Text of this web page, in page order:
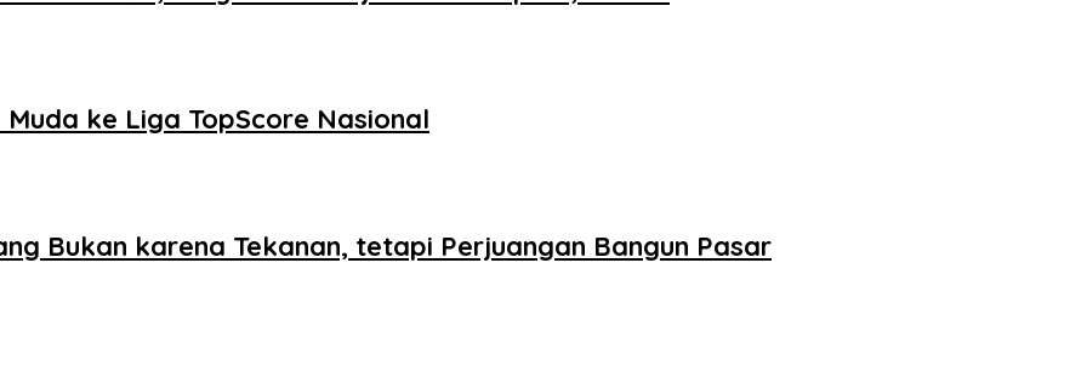
ke Liga TopScore Nasional
Bukan karena Tekanan, tetapi Perjuangan Bangun Pasar